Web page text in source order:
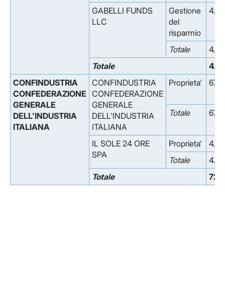
GABELLI FUNDS
LLC
Gestione
del
risparmio
Totale
Totale
CONFINDUSTRIA
CONFEDERAZIONE
GENERALE
DELL'INDUSTRIA
ITALIANA
CONFINDUSTRIA
CONFEDERAZIONE
GENERALE
DELL'INDUSTRIA
ITALIANA
Proprieta'
Totale
IL SOLE 24 ORE
SPA
Proprieta'
Totale
Totale